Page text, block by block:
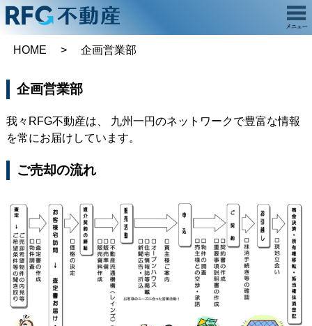
HOME 企画営業部
企画営業部
我々RFG不動産は、 九州一円のネットワークで豊富な情報
を常にお届けしています。
ご売却の流れ